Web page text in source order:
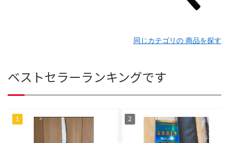
同じカテゴリの 商品を探す
ベストセラーランキングです